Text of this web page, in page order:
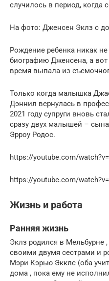
случилось в период,
На фото: Дженсен Эклз с
Рождение ребенка никак
биографию Дженсена, а
время выпала из
Только когда малышка
Дэннил вернулась в
2021 году супруги вновь
сразу двух малышей –
Эрроу Родос.
https://youtube.com/
https://youtube.com/
Жизнь и работа
Ранняя жизнь
Эклз родился в Мельбурне
своими двумя сестрами и
Мэри Кэрью Экклс (оба
дома , пока ему не